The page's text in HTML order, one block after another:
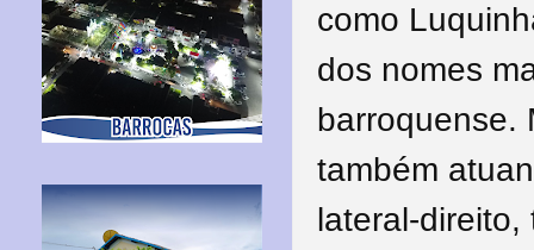
como
dos nomes
barroquense.
também
lateral-